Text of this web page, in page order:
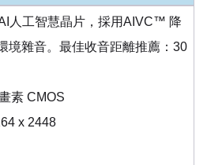
人工智慧晶片，採用AIVC™ 降
境雜音。最佳收音距離推薦：30
素 CMOS
x 2448